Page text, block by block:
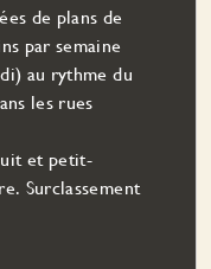
de plans de
par semaine
au rythme du
les rues
et petit-
Surclassement